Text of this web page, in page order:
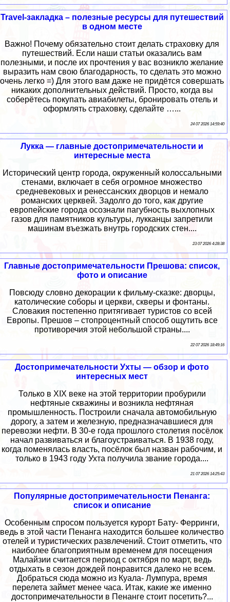
Travel-закладка – полезные ресурсы для путешествий
в одном месте
Важно! Почему обязательно стоит делать страховку для
путешествий. Если наши статьи оказались вам
полезными, и после их прочтения у вас возникло желание
выразить нам свою благодарность, то сделать это можно
очень легко =) Для этого вам даже не придётся совершать
никаких дополнительных действий. Просто, когда вы
соберётесь покупать авиабилеты, бронировать отель и
оформлять страховку, сделайте …...
24 07 2026 14:59:40
Лукка — главные достопримечательности и
интересные места
Исторический центр города, окруженный колоссальными
стенами, включает в себя огромное множество
средневековых и ренессанских дворцов и немало
романских церквей. Задолго до того, как другие
европейские города осознали пагубность выхлопных
газов для памятников культуры, лукканцы запретили
машинам въезжать внутрь городских стен....
23 07 2026 4:28:38
Главные достопримечательности Прешова: список,
фото и описание
Повсюду словно декорации к фильму-сказке: дворцы,
католические соборы и церкви, скверы и фонтаны.
Словакия постепенно притягивает туристов со всей
Европы. Прешов – стопроцентный способ ощутить все
противоречия этой небольшой страны....
22 07 2026 18:49:16
Достопримечательности Ухты — обзор и фото
интересных мест
Только в XIX веке на этой территории пробурили
нефтяные скважины и возникла нефтяная
промышленность. Построили сначала автомобильную
дорогу, а затем и железную, предназначавшиеся для
перевозки нефти. В 30-е года прошлого столетия посёлок
начал развиваться и благоустраиваться. В 1938 году,
когда поменялась власть, посёлок был назван рабочим, и
только в 1943 году Ухта получила звание города....
21 07 2026 14:25:43
Популярные достопримечательности Пенанга:
список и описание
Особенным спросом пользуется курорт Бату- Ферринги,
ведь в этой части Пенанга находится большее количество
отелей и туристических развлечений. Стоит отметить, что
наиболее благоприятным временем для посещения
Малайзии считается период с октября по март, ведь
отдыхать в сезон дождей понравится далеко не всем.
Добраться сюда можно из Куала- Лумпура, время
перелета займет менее часа. Итак, какие же именно
достопримечательности в Пенанге стоит посетить?...